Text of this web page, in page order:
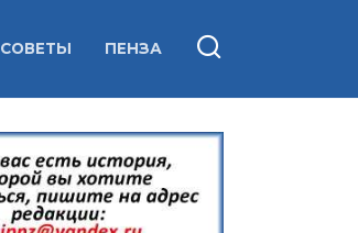
СОВЕТЫ ПЕНЗА